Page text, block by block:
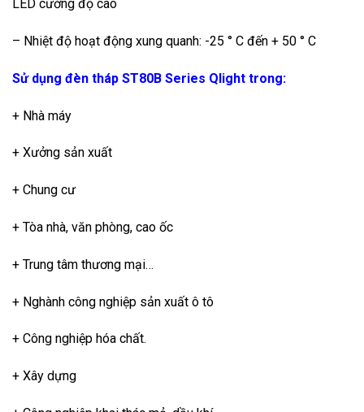
LED cường độ cao
– Nhiệt độ hoạt động xung quanh: -25 ° C đến + 50 ° C
Sử dụng đèn tháp ST80B Series Qlight trong:
+ Nhà máy
+ Xưởng sản xuất
+ Chung cư
+ Tòa nhà, văn phòng, cao ốc
+ Trung tâm thương mại…
+ Nghành công nghiệp sản xuất ô tô
+ Công nghiệp hóa chất.
+ Xây dựng